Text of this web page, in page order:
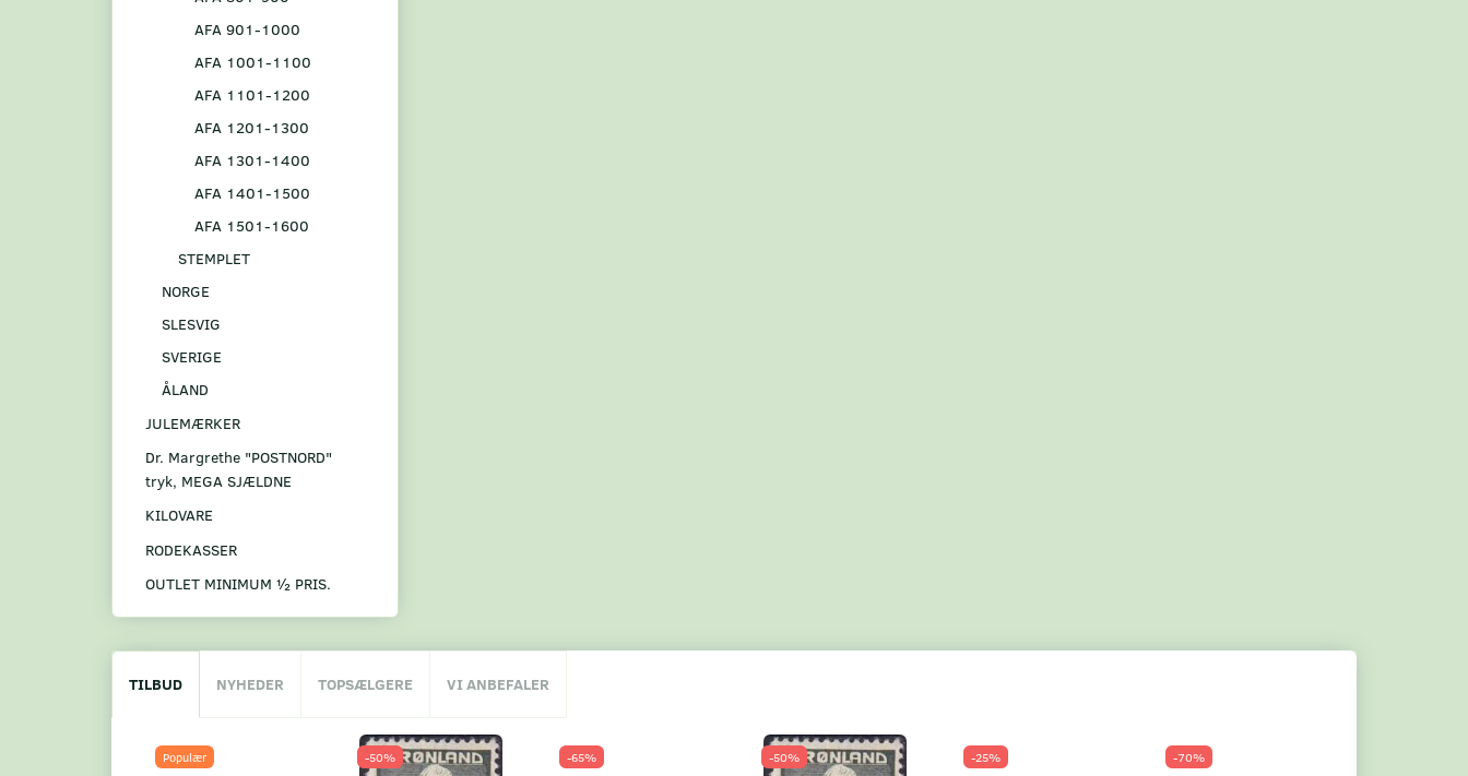
AFA 901-1000
AFA 1001-1100
AFA 1101-1200
AFA 1201-1300
AFA 1301-1400
AFA 1401-1500
AFA 1501-1600
STEMPLET
NORGE
SLESVIG
SVERIGE
ÅLAND
JULEMÆRKER
Dr. Margrethe "POSTNORD"
tryk, MEGA SJÆLDNE
KILOVARE
RODEKASSER
OUTLET MINIMUM ½ PRIS.
TILBUD NYHEDER TOPSÆLGERE VI ANBEFALER
Populær -50% -65% -50% -25% -70%